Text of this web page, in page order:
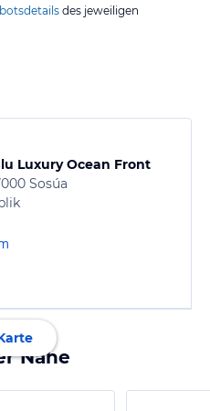
des jeweiligen
Luxury Ocean Front
Sosúa
Nähe